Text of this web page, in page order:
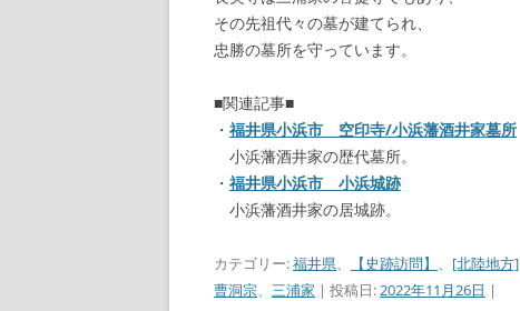
その先祖代々の墓が建てられ、
忠勝の墓所を守っています。
■関連記事■
・ 福井県小浜市 空印寺/小浜藩酒井家墓所
小浜藩酒井家の歴代墓所。
・ 福井県小浜市 小浜城跡
小浜藩酒井家の居城跡。
カテゴリー:福井県、 【史跡訪問】 、 [北陸地方]
曹洞宗、 三浦家 | 投稿日:2022年11月26日 |